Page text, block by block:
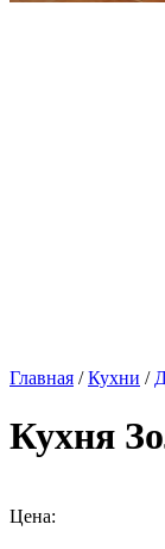
Главная /Кухни /
Кухня
Цена: